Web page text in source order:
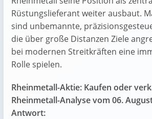
Rüstungslieferant weiter ausbaut.
sind unbemannte,
die über große Distanzen Ziele
bei modernen Streitkräften eine
Rolle spielen.
Rheinmetall-Aktie: Kaufen oder
Rheinmetall-Analyse vom 06.
Antwort: